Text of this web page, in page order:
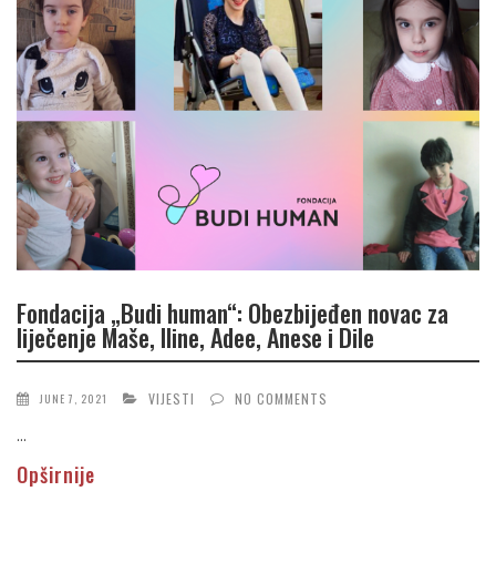
Fondacija „Budi human“: Obezbijeđen novac za
liječenje Maše, Iline, Adee, Anese i Dile
JUNE 7, 2021 VIJESTI NO COMMENTS
...
Opširnije